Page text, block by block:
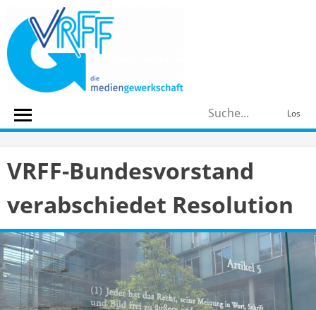
content
Los
VRFF-Bundesvorstand
verabschiedet Resolution